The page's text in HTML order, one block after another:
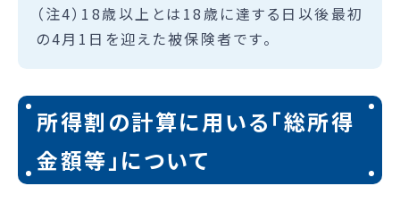
（注4）18歳以上とは18歳に達する日以後最初
の4月1日を迎えた被保険者です。
所得割の計算に用いる「総所得
金額等」について